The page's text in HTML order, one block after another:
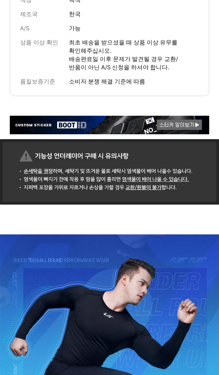
제조국 한국
A/S 가능
상품 이상 확인
최초 배송을 받으셨을 때 상품 이상 유무를
확인해주십시오.
배송완료일 이후 문제가 발견될 경우 교환/
반품이 아닌 A/S 신청을 하셔야 합니다.
품질보증기준 소비자 분쟁 해결 기준에 따름